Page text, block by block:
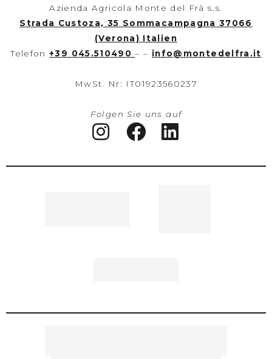
Azienda Agricola Monte del Frà s.s.
Strada Custoza, 35 Sommacampagna 37066
(Verona) Italien
Telefon+39 045.510490– – info@ montedelfra.it
MwSt. Nr: IT01923560237
Folgen Sie uns auf